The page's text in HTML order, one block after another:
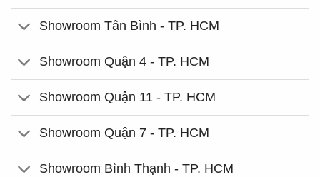
Showroom Tân Bình - TP. HCM
Showroom Quận 4 - TP. HCM
Showroom Quận 11 - TP. HCM
Showroom Quận 7 - TP. HCM
Showroom Bình Thạnh - TP. HCM